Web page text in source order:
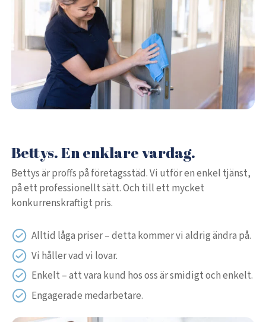
Bettys. En enklare vardag.
Bettys är proffs på företagsstäd. Vi utför en enkel tjänst,
på ett professionellt sätt. Och till ett mycket
konkurrenskraftigt pris.
Alltid låga priser – detta kommer vi aldrig ändra på.
Vi håller vad vi lovar.
Enkelt – att vara kund hos oss är smidigt och enkelt.
Engagerade medarbetare.